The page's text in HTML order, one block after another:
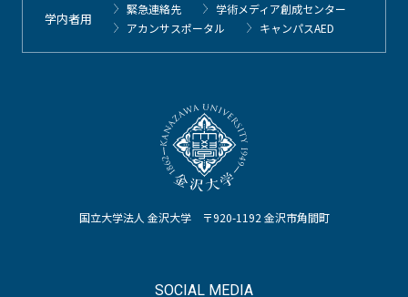
国立大学法人 金沢大学 〒920-1192 金沢市角間町
SOCIAL MEDIA
学内者用
緊急連絡先
学術メディア創成センター
アカンサスポータル
キャンパスAED